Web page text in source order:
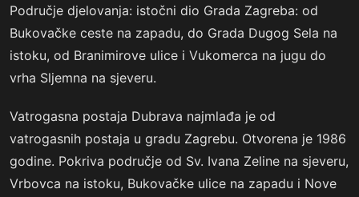
Područje djelovanja: istočni dio Grada Zagreba: od
Bukovačke ceste na zapadu, do Grada Dugog Sela na
istoku, od Branimirove ulice i Vukomerca na jugu do
vrha Sljemna na sjeveru.
Vatrogasna postaja Dubrava najmlađa je od
vatrogasnih postaja u gradu Zagrebu. Otvorena je 1986
godine. Pokriva područje od Sv. Ivana Zeline na sjeveru,
Vrbovca na istoku, Bukovačke ulice na zapadu i Nove